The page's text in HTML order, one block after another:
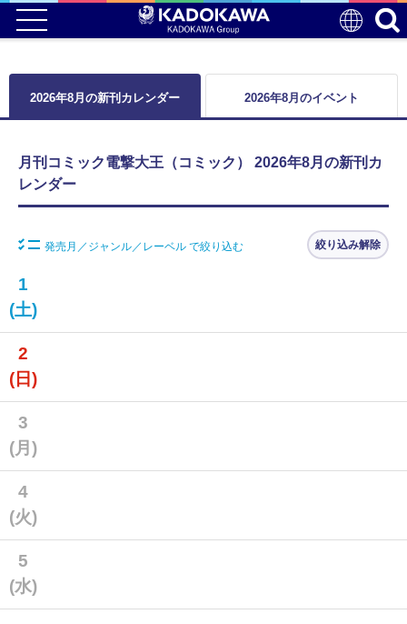
2026年8月の新刊カレンダー 2026年8月のイベント
月刊コミック電撃大王（コミック） 2026年8月の新刊カ
レンダー
発売月／ジャンル／レーベル で絞り込む 絞り込み解除
1
(土)
2
(日)
3
(月)
4
(火)
5
(水)